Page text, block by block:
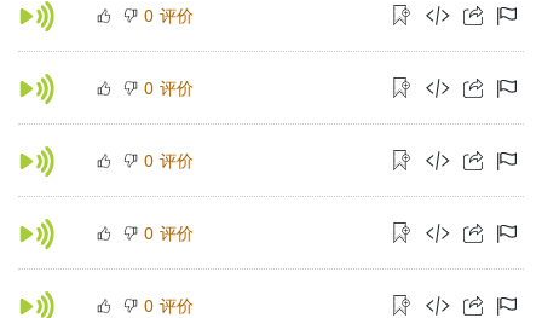
0 评价
0 评价
0 评价
0 评价
0 评价